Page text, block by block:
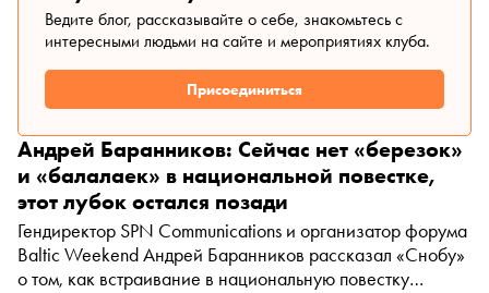
Ведите блог, рассказывайте о себе, знакомьтесь с
интересными людьми на сайте и мероприятиях клуба.
Присоединиться
Андрей Баранников: Сейчас нет «березок»
и «балалаек» в национальной повестке,
этот лубок остался позади
Гендиректор SPN Communications и организатор форума
Baltic Weekend Андрей Баранников рассказал «Снобу»
о том, как встраивание в национальную повестку